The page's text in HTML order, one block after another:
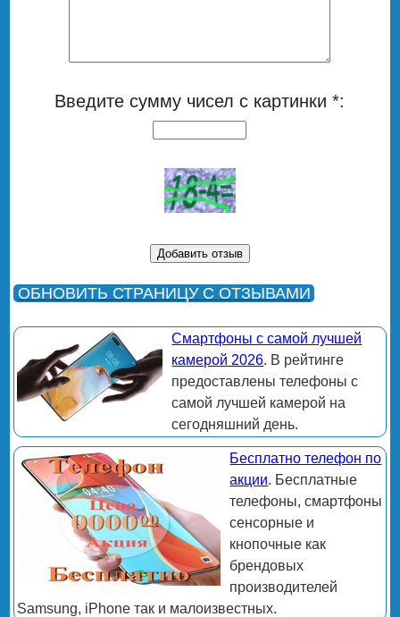
Введите сумму чисел с картинки *:
ОБНОВИТЬ СТРАНИЦУ С ОТЗЫВАМИ
Смартфоны с самой лучшей
камерой 2026. В рейтинге
предоставлены телефоны с
самой лучшей камерой на
сегодняшний день.
Бесплатно телефон по
акции. Бесплатные
телефоны, смартфоны
сенсорные и
кнопочные как
брендовых
производителей
Samsung, iPhone так и малоизвестных.